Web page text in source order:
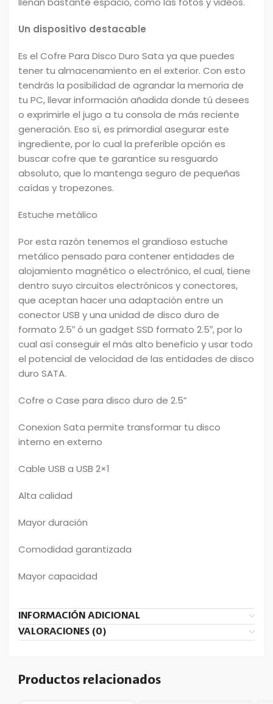
Un dispositivo destacable
Es el Cofre Para Disco Duro Sata ya que puedes
tener tu almacenamiento en el exterior. Con esto
tendrás la posibilidad de agrandar la memoria de
tu PC, llevar información añadida donde tú desees
o exprimirle el jugo a tu consola de más reciente
generación. Eso sí, es primordial asegurar este
ingrediente, por lo cual la preferible opción es
buscar cofre que te garantice su resguardo
absoluto, que lo mantenga seguro de pequeñas
caídas y tropezones.
Estuche metálico
Por esta razón tenemos el grandioso estuche
metálico pensado para contener entidades de
alojamiento magnético o electrónico, el cual, tiene
dentro suyo circuitos electrónicos y conectores,
que aceptan hacer una adaptación entre un
conector USB y una unidad de disco duro de
formato 2.5″ ó un gadget SSD formato 2.5″, por lo
cual así conseguir el más alto beneficio y usar todo
el potencial de velocidad de las entidades de disco
duro SATA.
Cofre o Case para disco duro de 2.5”
Conexion Sata permite transformar tu disco
interno en externo
Cable USB a USB 2×1
Alta calidad
Mayor duración
Comodidad garantizada
Mayor capacidad
INFORMACIÓN ADICIONAL
VALORACIONES (0)
Productos relacionados